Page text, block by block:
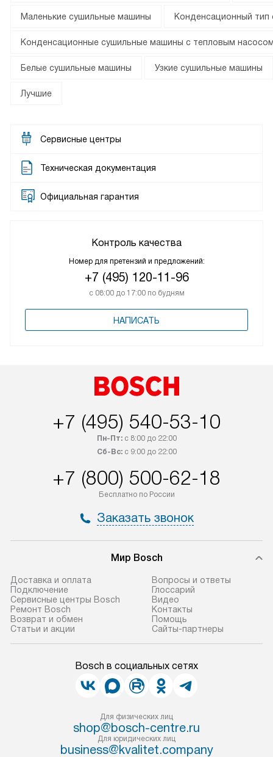
Маленькие сушильные машины Конденсационный тип
Конденсационные сушильные машины с тепловым
Белые сушильные машины Узкие сушильные машины
Лучшие
Сервисные центры
Техническая документация
Официальная гарантия
Контроль качества
Номер для претензий и предложений:
+7 (495) 120-11-96
с 08:00 до 17:00 по будням
НАПИСАТЬ
+7 (495) 540-53-10
Пн-Пт:с 8:00 до 22:00
Сб-Вс:с 9:00 до 22:00
+7 (800) 500-62-18
Бесплатно по России
Заказать звонок
Мир Bosch
Доставка и оплата
Подключение
Сервисные центры Bosch
Ремонт Bosch
Возврат и обмен
Статьи и акции
Вопросы и ответы
Глоссарий
Видео
Контакты
Помощь
Сайты-партнеры
Bosch в социальных сетях
Для физических лиц
shop@bosch-centre.ru
Для юридических лиц
business@kvalitet.company